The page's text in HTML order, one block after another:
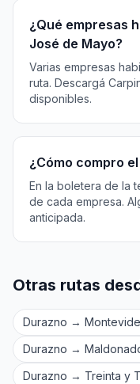
¿Qué empresas
José de Mayo?
Varias empresas
ruta. Descargá
disponibles.
¿Cómo compro
En la boletera de la
de cada empresa.
anticipada.
Otras rutas
Durazno →
Durazno →
Durazno → Treinta y